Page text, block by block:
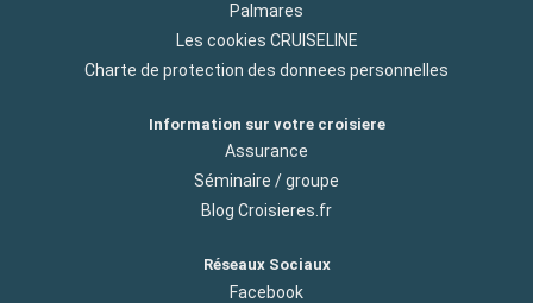
Palmares
Les cookies CRUISELINE
Charte de protection des donnees personnelles
Information sur votre croisiere
Assurance
Séminaire / groupe
Blog Croisieres.fr
Réseaux Sociaux
Facebook